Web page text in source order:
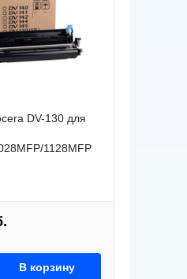
DV-130 для
1128MFP
В корзину